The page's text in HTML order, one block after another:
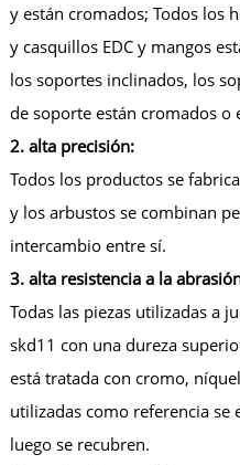
y están cromados; Todos los
y casquillos EDC y mangos
los soportes inclinados, los
de soporte están cromados o
2. alta precisión:
Todos los productos se
y los arbustos se combinan
intercambio entre sí.
3. alta resistencia a la
Todas las piezas utilizadas a
skd11 con una dureza
está tratada con cromo,
utilizadas como referencia se
luego se recubren.